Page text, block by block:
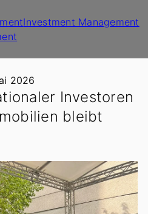
Investment Management
2026
Investoren
bleibt